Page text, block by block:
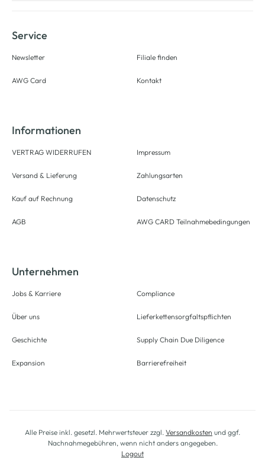
Service
Newsletter
AWG Card
Filiale finden
Kontakt
Informationen
VERTRAG WIDERRUFEN
Versand & Lieferung
Kauf auf Rechnung
AGB
Impressum
Zahlungsarten
Datenschutz
AWG CARD Teilnahmebedingungen
Unternehmen
Jobs & Karriere
Über uns
Geschichte
Expansion
Compliance
Lieferkettensorgfaltspflichten
Supply Chain Due Diligence
Barrierefreiheit
Alle Preise inkl. gesetzl. Mehrwertsteuer zzgl. Versandkosten und ggf.
Nachnahmegebühren, wenn nicht anders angegeben.
Logout